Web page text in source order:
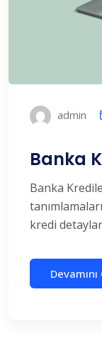
admin
Banka
Banka
kredi
Devamını